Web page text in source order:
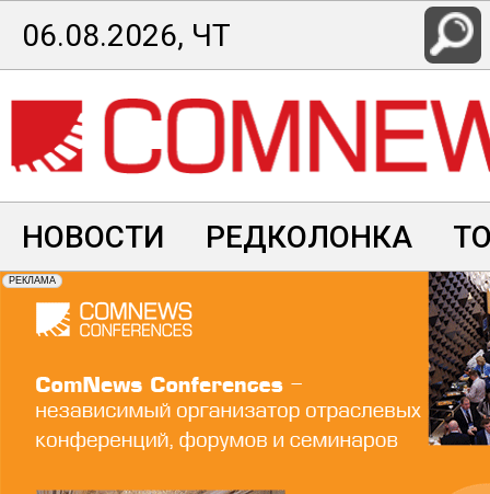
Перейти
к
основному
содержанию
06.08.2026, ЧТ
НОВОСТИ РЕДКОЛОНКА